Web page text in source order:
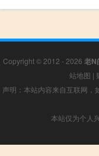
Copyright © 2012 - 2026 老N
站地图 |
声明：本站内容来自互联网
本站仅为个人